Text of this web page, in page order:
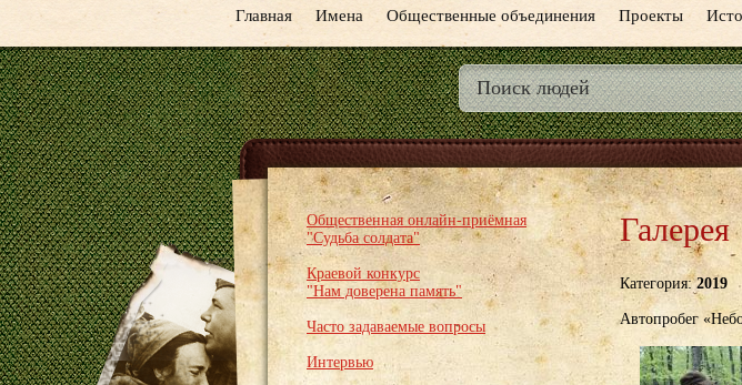
Главная Имена Общественные объединения Проекты
Общественная онлайн-приёмная
"Судьба солдата"
Краевой конкурс
"Нам доверена память"
Часто задаваемые вопросы
Интервью
Галерея
Категория:2019
Автопробег